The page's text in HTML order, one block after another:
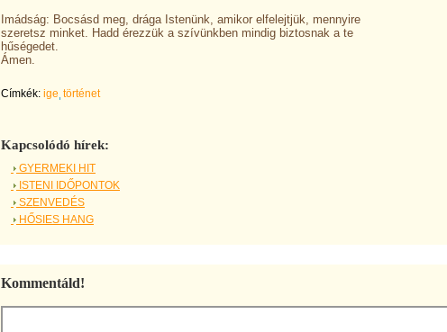
Imádság: Bocsásd meg, drága Istenünk, amikor elfelejtjük, mennyire
szeretsz minket. Hadd érezzük a szívünkben mindig biztosnak a te
hűségedet.
Ámen.
Címkék: ige történet
Kapcsolódó hírek:
GYERMEKI HIT
ISTENI IDŐPONTOK
SZENVEDÉS
HŐSIES HANG
Kommentáld!